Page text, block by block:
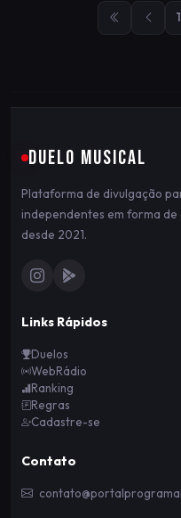
DUELO MUSICAL
Plataforma de divulgação
independentes em forma de
desde 2021.
Links Rápidos
Duelos
WebRádio
Ranking
Regras
Cadastre-se
Contato